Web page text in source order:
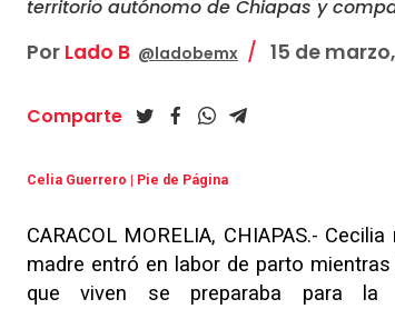
territorio autónomo de Chiapas y
Por Lado B @ladobemx 15 de
Comparte
Celia Guerrero | Pie de Página
CARACOL MORELIA, CHIAPAS.-
madre entró en labor de parto
que viven se preparaba para la